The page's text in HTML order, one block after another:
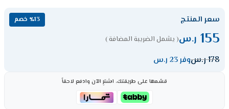
سعر المنتج ٪13 خصم
155 ر.س( يشمل الضريبة المضافة )
178ر.سوفر 23 ر.س
قسّمها على طريقتك، اشترِ الآن وادفع لاحقاً